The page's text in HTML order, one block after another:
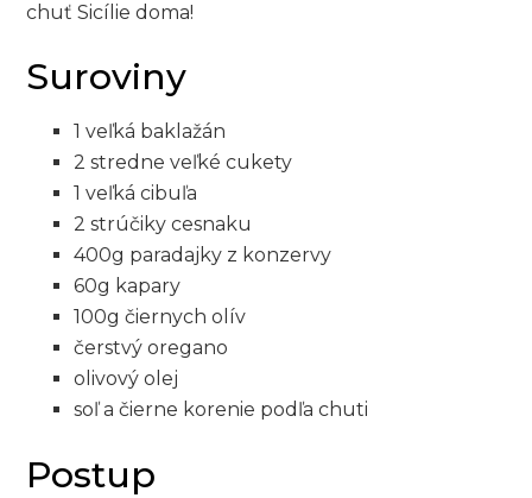
chuť Sicílie doma!
Suroviny
1 veľká baklažán
2 stredne veľké cukety
1 veľká cibuľa
2 strúčiky cesnaku
400g paradajky z konzervy
60g kapary
100g čiernych olív
čerstvý oregano
olivový olej
soľ a čierne korenie podľa chuti
Postup